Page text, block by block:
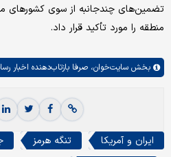
تضمین‌های چندجانبه از سوی کشورهای
منطقه را مورد تأکید قرار داد.
بخش سایت‌خوان، صرفا بازتاب‌دهنده اخبار
ایران و آمریکا تنگه هرمز